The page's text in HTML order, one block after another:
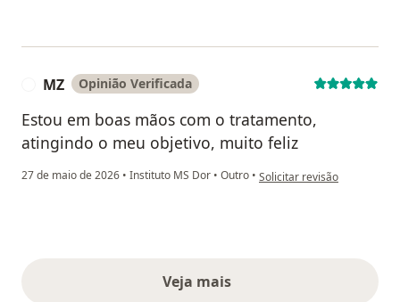
MZ Opinião Verificada
Estou em boas mãos com o tratamento,
atingindo o meu objetivo, muito feliz
27 de maio de 2026 • Instituto MS Dor • Outro • na opinião do utilizador MZ
Solicitar revisão
Veja maisopiniões acima